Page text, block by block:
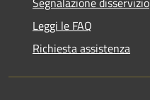
Leggi le FAQ
Richiesta assistenza